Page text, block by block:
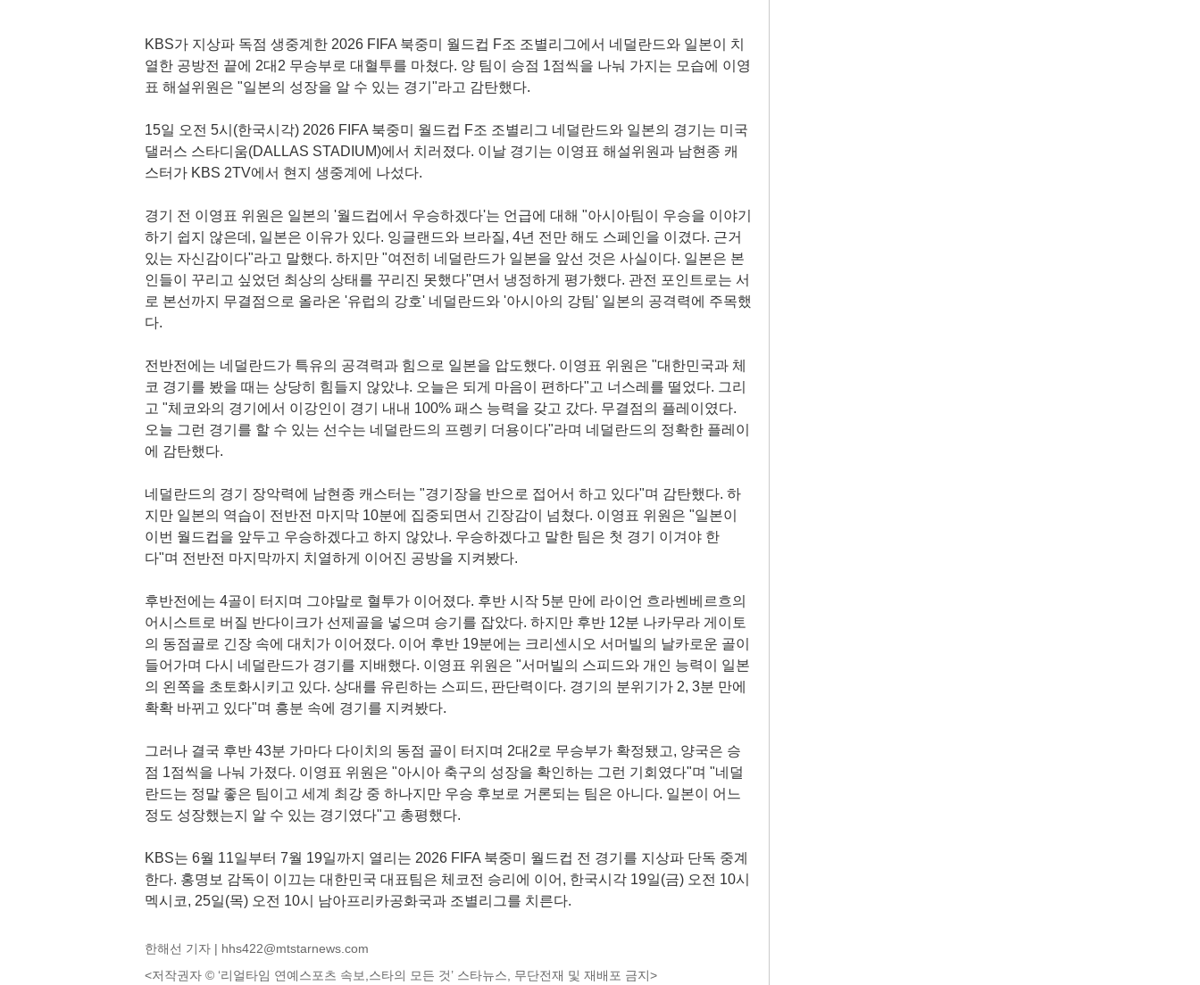
KBS가 지상파 독점 생중계한 2026 FIFA 북중미 월드컵 F조 조별리그에서 네덜란드와 일본이 치
열한 공방전 끝에 2대2 무승부로 대혈투를 마쳤다. 양 팀이 승점 1점씩을 나눠 가지는 모습에 이영
표 해설위원은 "일본의 성장을 알 수 있는 경기"라고 감탄했다.
15일 오전 5시(한국시각) 2026 FIFA 북중미 월드컵 F조 조별리그 네덜란드와 일본의 경기는 미국
댈러스 스타디움(DALLAS STADIUM)에서 치러졌다. 이날 경기는 이영표 해설위원과 남현종 캐
스터가 KBS 2TV에서 현지 생중계에 나섰다.
경기 전 이영표 위원은 일본의 '월드컵에서 우승하겠다'는 언급에 대해 "아시아팀이 우승을 이야기
하기 쉽지 않은데, 일본은 이유가 있다. 잉글랜드와 브라질, 4년 전만 해도 스페인을 이겼다. 근거
있는 자신감이다"라고 말했다. 하지만 "여전히 네덜란드가 일본을 앞선 것은 사실이다. 일본은 본
인들이 꾸리고 싶었던 최상의 상태를 꾸리진 못했다"면서 냉정하게 평가했다. 관전 포인트로는 서
로 본선까지 무결점으로 올라온 '유럽의 강호' 네덜란드와 '아시아의 강팀' 일본의 공격력에 주목했
다.
전반전에는 네덜란드가 특유의 공격력과 힘으로 일본을 압도했다. 이영표 위원은 "대한민국과 체
코 경기를 봤을 때는 상당히 힘들지 않았냐. 오늘은 되게 마음이 편하다"고 너스레를 떨었다. 그리
고 "체코와의 경기에서 이강인이 경기 내내 100% 패스 능력을 갖고 갔다. 무결점의 플레이였다.
오늘 그런 경기를 할 수 있는 선수는 네덜란드의 프렝키 더용이다"라며 네덜란드의 정확한 플레이
에 감탄했다.
네덜란드의 경기 장악력에 남현종 캐스터는 "경기장을 반으로 접어서 하고 있다"며 감탄했다. 하
지만 일본의 역습이 전반전 마지막 10분에 집중되면서 긴장감이 넘쳤다. 이영표 위원은 "일본이
이번 월드컵을 앞두고 우승하겠다고 하지 않았나. 우승하겠다고 말한 팀은 첫 경기 이겨야 한
다"며 전반전 마지막까지 치열하게 이어진 공방을 지켜봤다.
후반전에는 4골이 터지며 그야말로 혈투가 이어졌다. 후반 시작 5분 만에 라이언 흐라벤베르흐의
어시스트로 버질 반다이크가 선제골을 넣으며 승기를 잡았다. 하지만 후반 12분 나카무라 게이토
의 동점골로 긴장 속에 대치가 이어졌다. 이어 후반 19분에는 크리센시오 서머빌의 날카로운 골이
들어가며 다시 네덜란드가 경기를 지배했다. 이영표 위원은 "서머빌의 스피드와 개인 능력이 일본
의 왼쪽을 초토화시키고 있다. 상대를 유린하는 스피드, 판단력이다. 경기의 분위기가 2, 3분 만에
확확 바뀌고 있다"며 흥분 속에 경기를 지켜봤다.
그러나 결국 후반 43분 가마다 다이치의 동점 골이 터지며 2대2로 무승부가 확정됐고, 양국은 승
점 1점씩을 나눠 가졌다. 이영표 위원은 "아시아 축구의 성장을 확인하는 그런 기회였다"며 "네덜
란드는 정말 좋은 팀이고 세계 최강 중 하나지만 우승 후보로 거론되는 팀은 아니다. 일본이 어느
정도 성장했는지 알 수 있는 경기였다"고 총평했다.
KBS는 6월 11일부터 7월 19일까지 열리는 2026 FIFA 북중미 월드컵 전 경기를 지상파 단독 중계
한다. 홍명보 감독이 이끄는 대한민국 대표팀은 체코전 승리에 이어, 한국시각 19일(금) 오전 10시
멕시코, 25일(목) 오전 10시 남아프리카공화국과 조별리그를 치른다.
한해선 기자 | hhs422@mtstarnews.com
<저작권자 © ‘리얼타임 연예스포츠 속보,스타의 모든 것’ 스타뉴스, 무단전재 및 재배포 금지>